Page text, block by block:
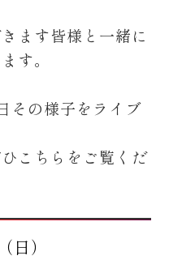
ます皆様と一緒に
す。
その様子をライブ
こちらをご覧くだ
）